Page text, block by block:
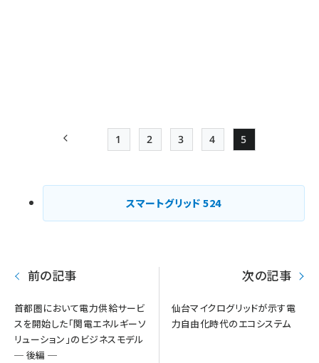
ジ
送
前ページ Page
1
Page
2
Page
3
Page
4
Page
5
スマートグリッド524
前の記事
首都圏において電力供給サービ
スを開始した「関電エネルギーソ
リューション」のビジネスモデル
─ 後編 ─
次の記事
仙台マイクログリッドが示す電
力自由化時代のエコシステム